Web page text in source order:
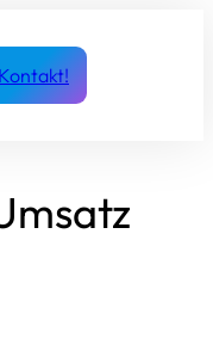
Kontakt!